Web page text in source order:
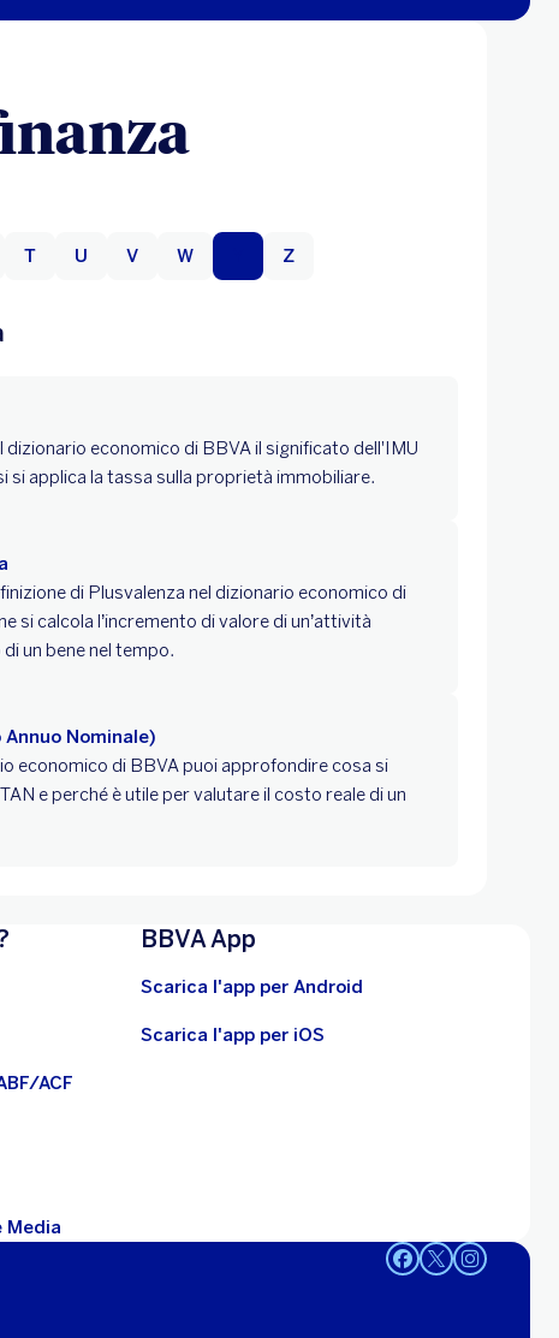
T U V W Z
dizionario economico di BBVA il significato dell'IMU
si applica la tassa sulla proprietà immobiliare.
di Plusvalenza nel dizionario economico di
si calcola l’incremento di valore di un’attività
un bene nel tempo.
Annuo Nominale)
economico di BBVA puoi approfondire cosa si
e perché è utile per valutare il costo reale di un
ACF
Media
BBVA App
Scarica l'app per Android
Scarica l'app per iOS